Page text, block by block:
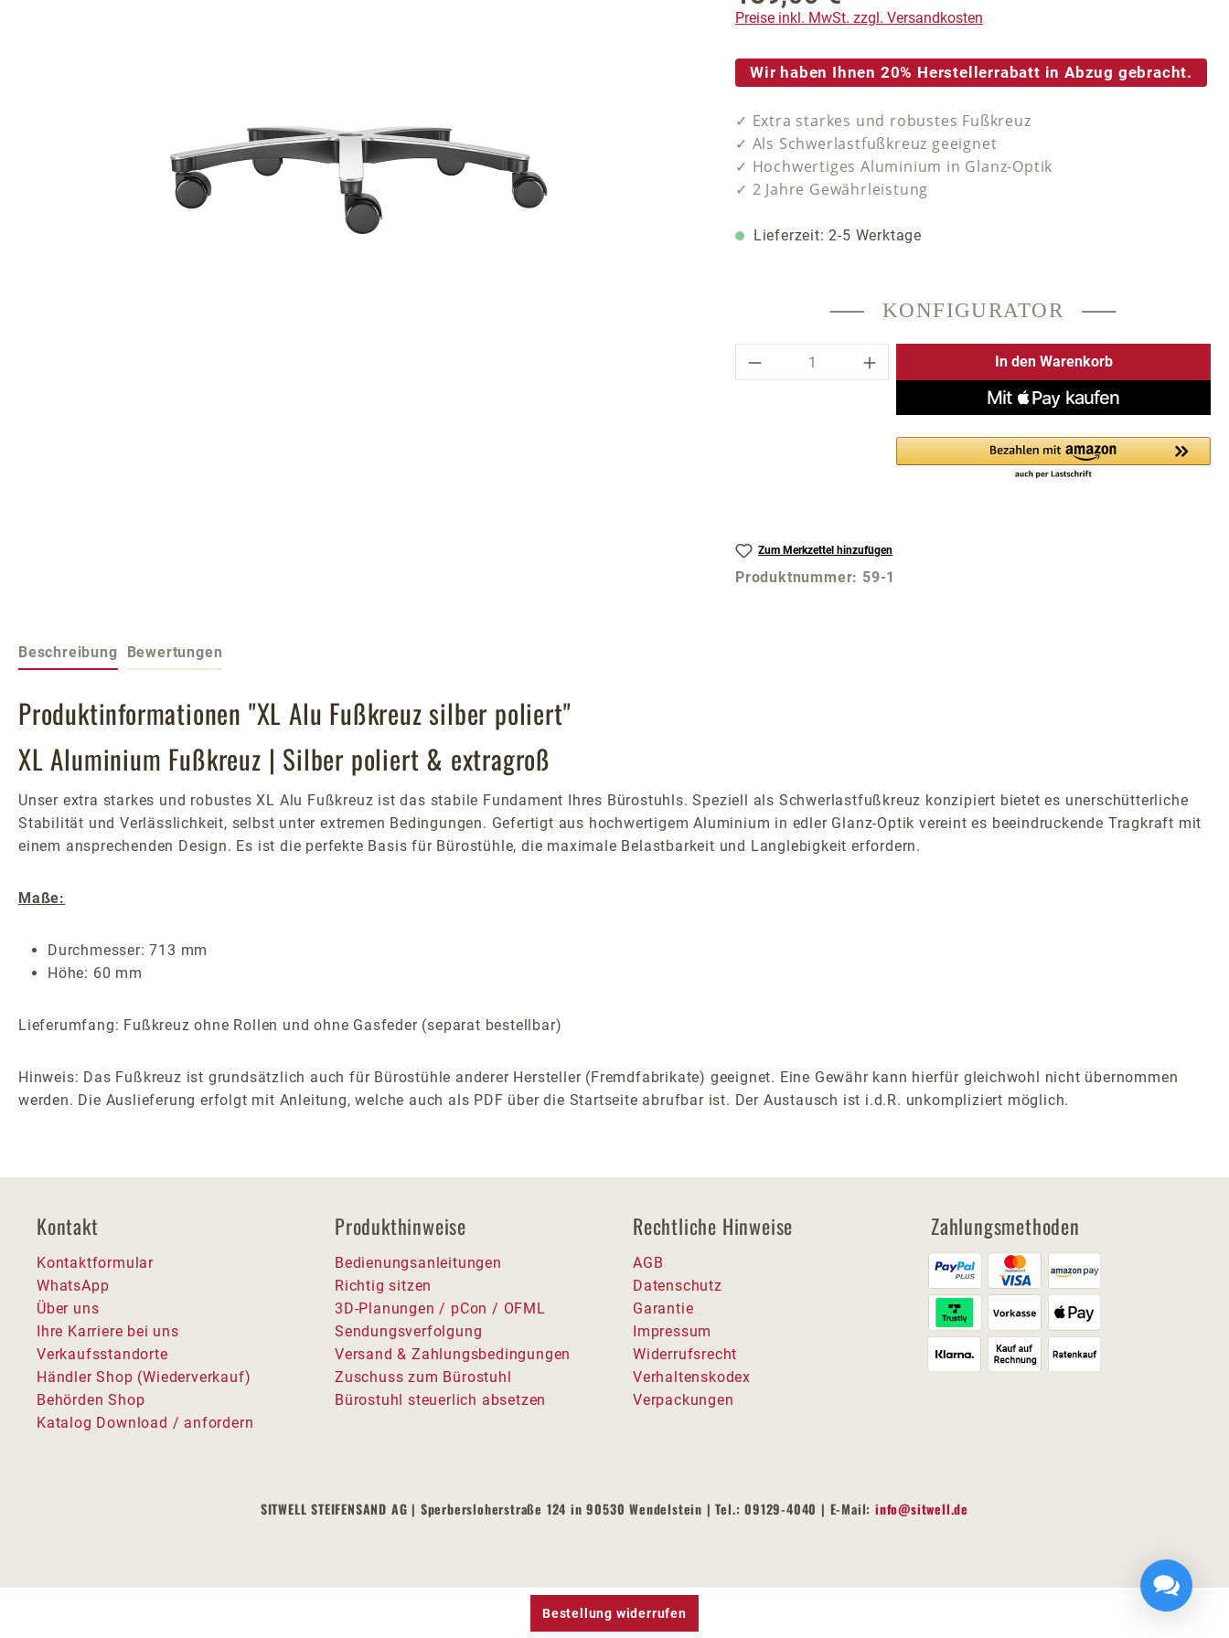
Preise inkl. MwSt. zzgl. Versandkosten
Wir haben Ihnen 20% Herstellerrabatt in Abzug gebracht.
✓ Extra starkes und robustes Fußkreuz
✓ Als Schwerlastfußkreuz geeignet
✓ Hochwertiges Aluminium in Glanz-Optik
✓ 2 Jahre Gewährleistung
Lieferzeit: 2-5 Werktage
KONFIGURATOR
Produkt Anzahl: Gib den gewünschten Wert
In den Warenkorb
Zum Merkzettel hinzufügen
Produktnummer: 59-1
Beschreibung Bewertungen
Produktinformationen "XL Alu Fußkreuz silber poliert"
XL Aluminium Fußkreuz | Silber poliert & extragroß
Unser extra starkes und robustes XL Alu Fußkreuz ist das stabile Fundament Ihres Bürostuhls. Speziell als Schwerlastfußkreuz konzipiert bietet es unerschütterliche
Stabilität und Verlässlichkeit, selbst unter extremen Bedingungen. Gefertigt aus hochwertigem Aluminium in edler Glanz-Optik vereint es beeindruckende Tragkraft mit
einem ansprechenden Design. Es ist die perfekte Basis für Bürostühle, die maximale Belastbarkeit und Langlebigkeit erfordern.
Maße:
Durchmesser: 713 mm
Höhe: 60 mm
Lieferumfang: Fußkreuz ohne Rollen und ohne Gasfeder (separat bestellbar)
Hinweis: Das Fußkreuz ist grundsätzlich auch für Bürostühle anderer Hersteller (Fremdfabrikate) geeignet. Eine Gewähr kann hierfür gleichwohl nicht übernommen
werden. Die Auslieferung erfolgt mit Anleitung, welche auch als PDF über die Startseite abrufbar ist. Der Austausch ist i.d.R. unkompliziert möglich.
Kontakt
Kontaktformular
WhatsApp
Über uns
Ihre Karriere bei uns
Verkaufsstandorte
Händler Shop (Wiederverkauf)
Behörden Shop
Katalog Download / anfordern
Produkthinweise
Bedienungsanleitungen
Richtig sitzen
3D-Planungen / pCon / OFML
Sendungsverfolgung
Versand & Zahlungsbedingungen
Zuschuss zum Bürostuhl
Bürostuhl steuerlich absetzen
Rechtliche Hinweise
AGB
Datenschutz
Garantie
Impressum
Widerrufsrecht
Verhaltenskodex
Verpackungen
Zahlungsmethoden
SITWELL STEIFENSAND AG | Sperbersloherstraße 124 in 90530 Wendelstein | Tel.: 09129-4040 | E-Mail:info@sitwell.de
Bestellung widerrufen